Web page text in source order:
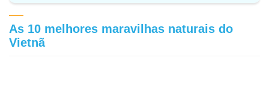
As 10 melhores maravilhas naturais do
Vietnã